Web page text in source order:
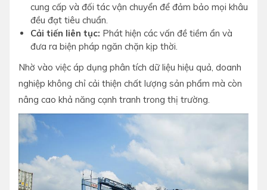
cung cấp và đối tác vận chuyển để đảm bảo mọi khâu
đều đạt tiêu chuẩn.
Cải tiến liên tục: Phát hiện các vấn đề tiềm ẩn và
đưa ra biện pháp ngăn chặn kịp thời.
Nhờ vào việc áp dụng phân tích dữ liệu hiệu quả, doanh
nghiệp không chỉ cải thiện chất lượng sản phẩm mà còn
nâng cao khả năng cạnh tranh trong thị trường.